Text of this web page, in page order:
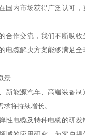
国内市场获得广泛认可
合作交流，我们不断吸
电缆解决方案能够满足
景
新能源汽车、高端装备制
将持续增长。
性电缆及特种电缆的研